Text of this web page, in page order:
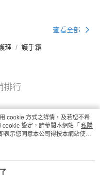
查看全部
理 護手霜
排行
cookie 方式之詳情，及若您不希
設定，請參閱本網站「 私隱
表示您同意本公司得按本網站使用